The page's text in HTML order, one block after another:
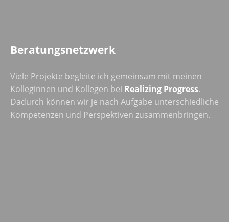
Beratungsnetzwerk
Viele Projekte begleite ich gemeinsam mit meinen
Kolleginnen und Kollegen bei Realizing Progress.
Dadurch können wir je nach Aufgabe unterschiedliche
Kompetenzen und Perspektiven zusammenbringen.